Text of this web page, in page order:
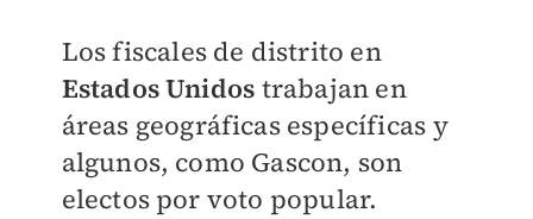
Los fiscales de distrito en
Estados Unidos trabajan en
áreas geográficas específicas y
algunos, como Gascon, son
electos por voto popular.